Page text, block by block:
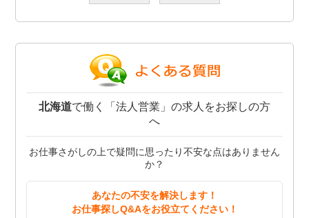
北海道で働く「法人営業」の求人をお探しの方
へ
お仕事さがしの上で疑問に思ったり不安な点はありません
か？
あなたの不安を解決します！
お仕事探しQ&Aをお役立てください！